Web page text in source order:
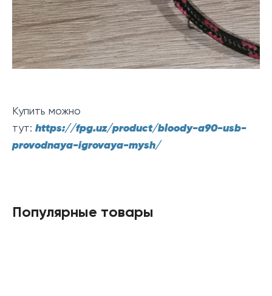
Купить можно
тут: https://fpg.uz/product/bloody-a90-usb-
provodnaya-igrovaya-mysh/
Популярные товары